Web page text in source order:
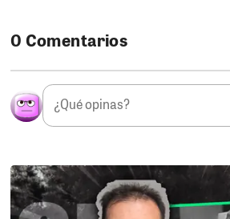
EL OSIOSOLOGO.Hay un sujeto en
cobarde que se escuda detrás de
atacar a los que denuncian a Lito
cuestión se llama “Marcona protesta”
“osiosologo” que solo consigue
faldas de un hermano que si no
ese nido de ratas llamado congreso
encontrado su verdadera identidad
escudan puro chupasangres que
0 Comentarios